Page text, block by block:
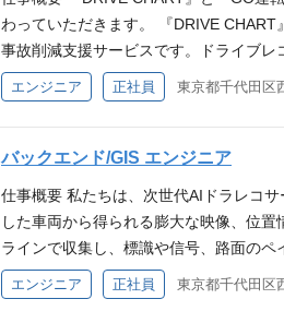
「交通事故のない社会」を目指して取
式会社の記事となります
リース ・AIモデルの継続的な性能改善
用いたロジック構築 / データ分析 本ポ
善する経験ができます。 ・契約車両10
エンジニア / エッジエンジニア / アノテ
連携しながらAIモデルを開発 / 運用する
発 / 運用を通じて、交通事故の削減とい
環境 ・言語：Python ・ライブラリ：
rch ・可視化：Streamlit, Kepler.gl,
・データベース：Aurora (MySQL) /
O運転管理』は、企業のドライバーが対
点呼（酒気帯び確認）などを、スマホ
るドライバーマネジメントサービスです
ゆる業務用車両に対応し、ドライバーの
の管理・解析等をより安定的に、よりセ
続けるため、スケーラビリティ高く取り
「AI × IoT × ビッグデータ」のサービス
ラ構築からAPIの設計・開発、および、
ン開発まで幅広い領域で、チャレンジし
具体的には、AWSのマネージドサービス
わっていただきます。 『DRIVE
事故削減支援サービスです。ドライブレ
から得られる各種データから、交通事故
を自動検知し、運転傾向を分析します。
GPSなどから得られるデータを組み合
できていない危険運転を可視化。レポー
バー自身が把握することができます。
バーが対応しなければならない日報作成
スマホアプリで手軽に実施することがで
ビスです。トラックから営業車まで、あ
エンジニア 正社員
バックエンド/GIS エンジニア
仕事概要 私たちは、次世代AIドラレコ
した車両から得られる膨大な映像、位
ラインで収集し、標識や信号、路面のペ
報をAIで検出し、活用するサービスの開
て、得られた最新の道路情報と、既存の
エンジニア 正社員